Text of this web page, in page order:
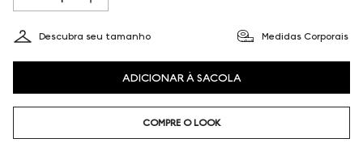
Descubra seu tamanho Medidas Corporais
ADICIONAR À SACOLA
COMPRE O LOOK